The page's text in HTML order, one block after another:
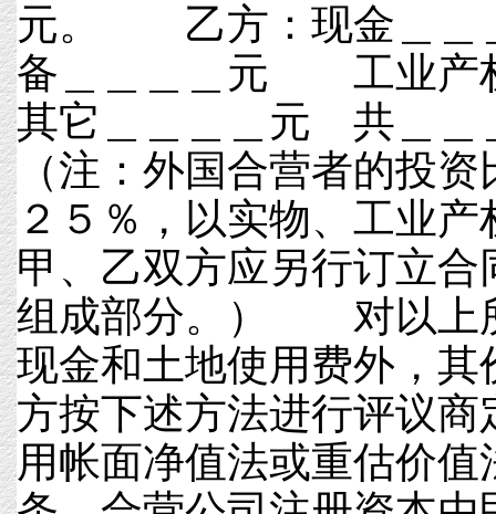
元。 乙方：现金＿
备＿＿＿＿元 工业
其它＿＿＿＿元 共＿
（注：外国合营者的投
２５％，以实物、工业
甲、乙双方应另行订立
组成部分。） 对以上
现金和土地使用费外，其
方按下述方法进行评议
用帐面净值法或重估